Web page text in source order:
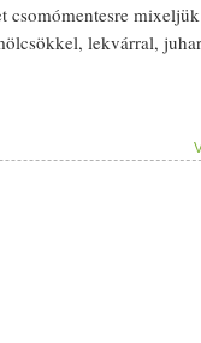
csomómentesre
ökkel, lekvárral,